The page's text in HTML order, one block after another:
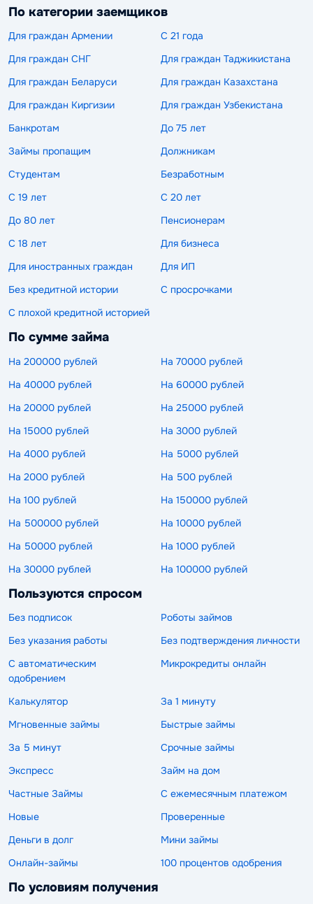
По категории заемщиков
Для граждан Армении
С 21 года
Для граждан СНГ
Для граждан Таджикистана
Для граждан Беларуси
Для граждан Казахстана
Для граждан Киргизии
Для граждан Узбекистана
Банкротам
До 75 лет
Займы пропащим
Должникам
Студентам
Безработным
С 19 лет
С 20 лет
До 80 лет
Пенсионерам
С 18 лет
Для бизнеса
Для иностранных граждан
Для ИП
Без кредитной истории
С просрочками
С плохой кредитной историей
По сумме займа
На 200000 рублей
На 70000 рублей
На 40000 рублей
На 60000 рублей
На 20000 рублей
На 25000 рублей
На 15000 рублей
На 3000 рублей
На 4000 рублей
На 5000 рублей
На 2000 рублей
На 500 рублей
На 100 рублей
На 150000 рублей
На 500000 рублей
На 10000 рублей
На 50000 рублей
На 1000 рублей
На 30000 рублей
На 100000 рублей
Пользуются спросом
Без подписок
Роботы займов
Без указания работы
Без подтверждения личности
С автоматическим
одобрением
Микрокредиты онлайн
Калькулятор
За 1 минуту
Мгновенные займы
Быстрые займы
За 5 минут
Срочные займы
Экспресс
Займ на дом
Частные Займы
С ежемесячным платежом
Новые
Проверенные
Деньги в долг
Мини займы
Онлайн-займы
100 процентов одобрения
По условиям получения